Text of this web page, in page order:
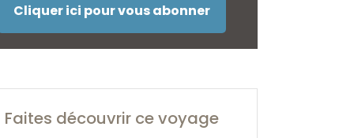
Cliquer ici pour vous abonner
Faites découvrir ce voyage